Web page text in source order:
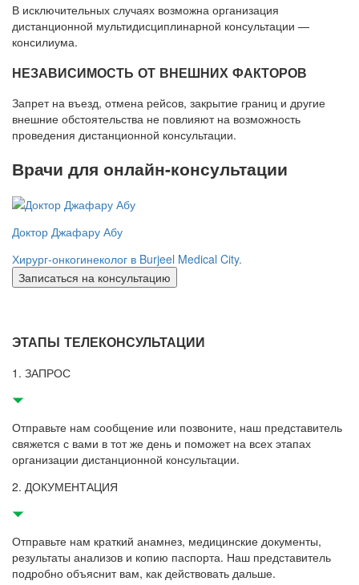
В исключительных случаях возможна организация
дистанционной мультидисциплинарной консультации —
консилиума.
НЕЗАВИСИМОСТЬ ОТ ВНЕШНИХ ФАКТОРОВ
Запрет на въезд, отмена рейсов, закрытие границ и другие
внешние обстоятельства не повлияют на возможность
проведения дистанционной консультации.
Врачи для онлайн-консультации
Доктор Джафару Абу
Хирург-онкогинеколог в Burjeel Medical City.
Записаться на консультацию
ЭТАПЫ ТЕЛЕКОНСУЛЬТАЦИИ
1. ЗАПРОС
Отправьте нам сообщение или позвоните, наш представитель
свяжется с вами в тот же день и поможет на всех этапах
организации дистанционной консультации.
2. ДОКУМЕНТАЦИЯ
Отправьте нам краткий анамнез, медицинские документы,
результаты анализов и копию паспорта. Наш представитель
подробно объяснит вам, как действовать дальше.